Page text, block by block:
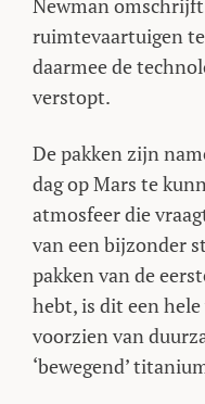
Newman omschrijft
ruimtevaartuigen
daarmee de
verstopt.
De pakken zijn
dag op Mars te
atmosfeer die
van een bijzonder
pakken van de
hebt, is dit een
voorzien van
‘bewegend’